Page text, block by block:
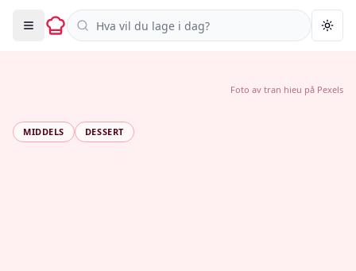
Søk i oppskrifter
MIDDELS DESSERT
Foto av tran hieu på Pexels